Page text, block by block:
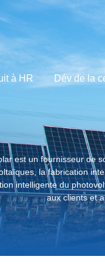
à HR Dév de la
APAC
中国
Australia
Japan
à HR
À propos
Histoire
Histoire
est un fournisseur de
la fabrication
intelligente du
aux clients et